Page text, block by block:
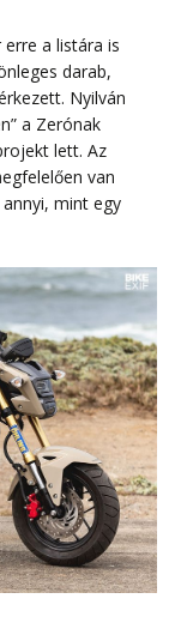
a listára is
darab,
Nyilván
a Zerónak
lett. Az
van
mint egy